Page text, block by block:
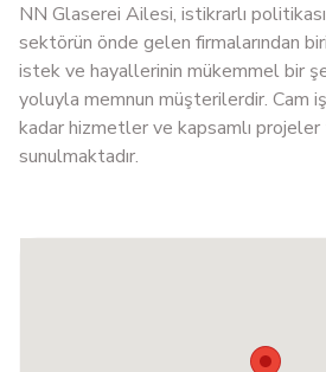
NN Glaserei Ailesi, istikrarlı
sektörün önde gelen firmalarından
istek ve hayallerinin mükemmel bir
yoluyla memnun müşterilerdir. Cam
kadar hizmetler ve kapsamlı projeler
sunulmaktadır.